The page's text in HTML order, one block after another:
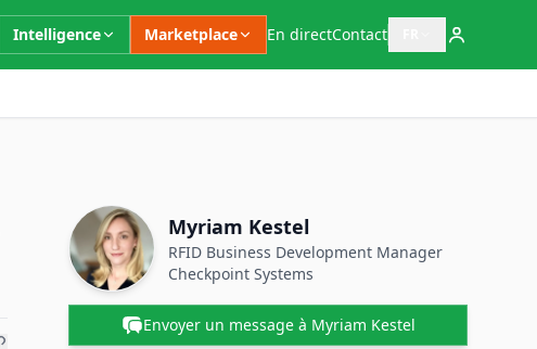
Intelligence Marketplace En directContact Ouvrir le sélecteur
Informations complémentaires
Personne à contacter
Nom
Myriam Kestel
Poste
RFID Business Development Manager
Checkpoint Systems
Envoyer un message à Myriam Kestel